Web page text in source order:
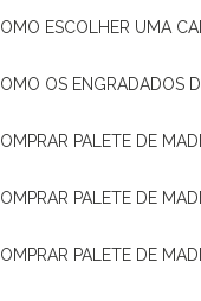
COMO ESCOLHER UMA
COMO OS ENGRADADOS
COMPRAR PALETE DE
COMPRAR PALETE DE
COMPRAR PALETE DE